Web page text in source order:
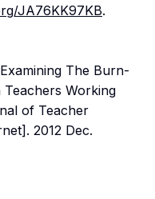
JA76KK97KB.
The Burn-
Teachers Working
of Teacher
2012 Dec.